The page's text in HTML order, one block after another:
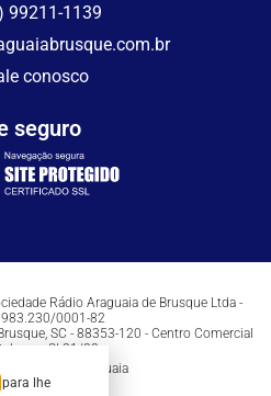
99211-1139
conosco
seguro
Rádio Araguaia de Brusque Ltda -
0001-82
SC - 88353-120 - Centro Comercial
- Sl 21/22
| Rádio Araguaia
para lhe